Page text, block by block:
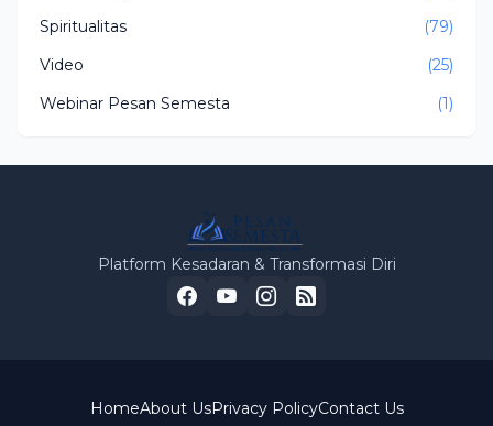
Spiritualitas
(79)
Video
(25)
Webinar Pesan Semesta
(1)
Platform Kesadaran & Transformasi Diri
HomeAbout UsPrivacy PolicyContact Us